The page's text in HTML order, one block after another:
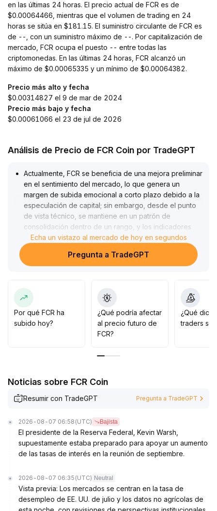
en las últimas 24 horas. El precio actual de FCR es de
$0.00064466, mientras que el volumen de trading en 24
horas se sitúa en $181.15. El suministro circulante de FCR es
de --, con un suministro máximo de --. Por capitalización de
mercado, FCR ocupa el puesto -- entre todas las
criptomonedas. En las últimas 24 horas, FCR alcanzó un
máximo de $0.00065335 y un mínimo de $0.00064382.
Precio más alto y fecha
$0.00314827 el 9 de mar de 2024
Precio más bajo y fecha
$0.00061066 el 23 de jul de 2026
Análisis de Precio de FCR Coin por TradeGPT
Actualmente, FCR se beneficia de una mejora preliminar
en el sentimiento del mercado, lo que genera un
margen de subida emocional a corto plazo debido a la
especulación de capital; sin embargo, desde el punto
de vista técnico, se mantiene en un patrón de
consolidación dentro de un rango, y los indicadores
clave y el volumen de operaciones aún no confirman
una ruptura direccional
Se recomienda que los inversores presten especial
de resistencia de referencia: 0
96-1
05); si se mantiene por encima de este nivel, se puede
considerar una entrada a corto plazo, estableciendo
estrictamente un stop loss en el límite inferior (0
con cautela y flexibilidad hasta que la tendencia se
aclare.
Echa un vistazo al mercado de hoy en segundos
Pregunta a TradeGPT
Por qué FCR ha
subido hoy?
¿Qué podría afectar
al precio futuro de
FCR?
¿Qué
traders
Noticias sobre FCR Coin
Resumir con TradeGPT Pregunta a TradeGPT
2026-08-07 06:58 (UTC) Bajista
El presidente de la Reserva Federal, Kevin Warsh,
supuestamente estaba preparado para apoyar un aumento
de las tasas de interés en la reunión de septiembre.
2026-08-07 06:35 (UTC) Neutral
Vista previa: Los mercados se centran en la tasa de
desempleo de EE. UU. de julio y los datos no agrícolas de